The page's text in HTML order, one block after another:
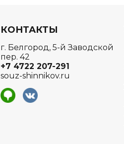
КОНТАКТЫ
г. Белгород, 5-й Заводской
пер. 42
+7 4722 207-291
souz-shinnikov.ru